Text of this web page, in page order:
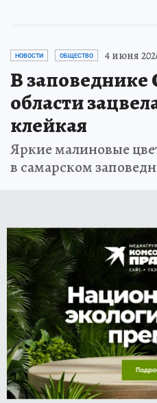
НОВОСТИ ОБЩЕСТВО 4 июня
В заповеднике
области
клейкая
Яркие малиновые
в самарском